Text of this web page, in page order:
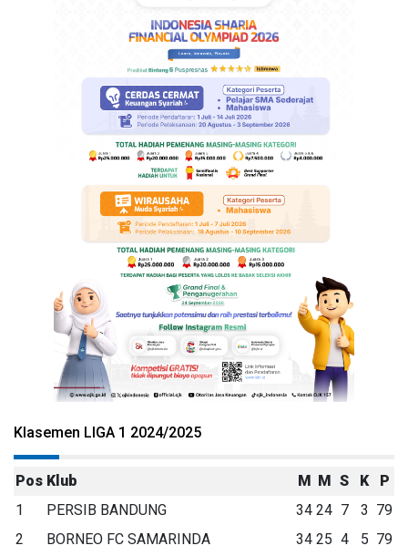
Klasemen LIGA 1 2024/2025
Pos Klub M M S K
P
1
PERSIB BANDUNG 34 24 7 3 79
2
BORNEO FC SAMARINDA 34 25 4 5 79